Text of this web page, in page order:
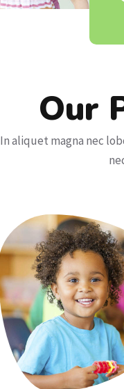
Our
In aliquet magna nec